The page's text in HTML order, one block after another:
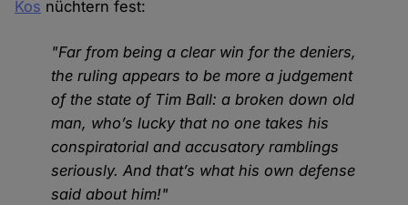
Kos nüchtern fest:
"Far from being a clear win for the deniers,
the ruling appears to be more a judgement
of the state of Tim Ball: a broken down old
man, who’s lucky that no one takes his
conspiratorial and accusatory ramblings
seriously. And that’s what his own defense
said about him!"